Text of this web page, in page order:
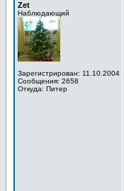
Zet
Наблюдающий
Зарегистрирован: 11.10.2004
Сообщения: 2658
Откуда: Питер